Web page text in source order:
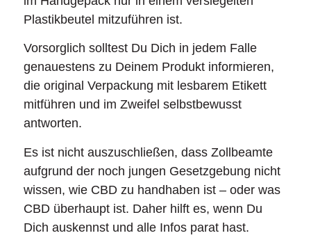
Plastikbeutel mitzuführen ist.
Vorsorglich solltest Du Dich in jedem Falle
genauestens zu Deinem Produkt informieren,
die original Verpackung mit lesbarem Etikett
mitführen und im Zweifel selbstbewusst
antworten.
Es ist nicht auszuschließen, dass Zollbeamte
aufgrund der noch jungen Gesetzgebung nicht
wissen, wie CBD zu handhaben ist – oder was
CBD überhaupt ist. Daher hilft es, wenn Du
Dich auskennst und alle Infos parat hast.